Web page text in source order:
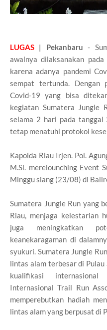
LUGAS | Pekanbaru -
awalnya dilaksanakan
karena adanya pandemi
sempat tertunda. Dengan
Covid-19 yang bisa
kegiatan Sumatera Jungle
selama 2 hari pada
tetap menatuhi protokol
Kapolda Riau Irjen. Pol.
M.Si. merelounching Event
Minggu siang (23/08) di
Sumatera Jungle Run yang
Riau, menjaga kelestarian
juga meningkatkan
keanekaragaman di
syukuri. Sumatera Jungle
lintas alam terbesar di Pulau
kualifikasi
Internasional Trail Run
memperebutkan hadiah
lintas alam yang berpusat di